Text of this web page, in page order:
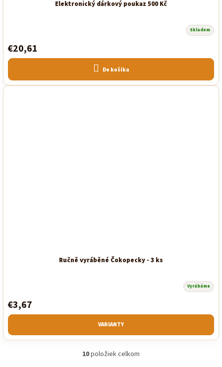
Elektronický dárkový poukaz 500 Kč
Skladem
€20,61
Do košíka
Ručně vyráběné Čokopecky - 3 ks
Vyrábáme
€3,67
VARIANTY
O
10položiek celkom